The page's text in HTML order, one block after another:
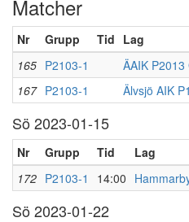
Matcher
Nr Grupp Tid Lag
165 P2103-1 ÄAIK P2013
167 P2103-1 Älvsjö AIK
Sö 2023-01-15
Nr Grupp Tid Lag
172 P2103-1 14:00
Sö 2023-01-22